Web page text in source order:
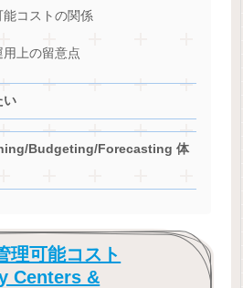
コストの関係
上の留意点
い
Budgeting/Forecasting 体
理可能コスト
Centers &